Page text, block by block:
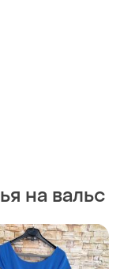
на вальс